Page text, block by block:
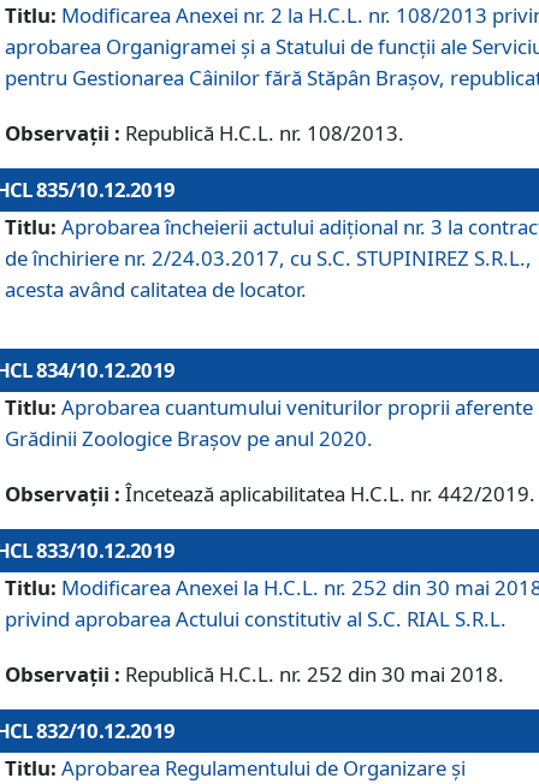
Titlu: Modificarea Anexei nr. 2 la H.C.L. nr. 108/2013
aprobarea Organigramei şi a Statului de funcții ale
pentru Gestionarea Câinilor fără Stăpân Brașov,
Observații : Republică H.C.L. nr. 108/2013.
835/10.12.2019
Titlu: Aprobarea încheierii actului adițional nr. 3 la
de închiriere nr. 2/24.03.2017, cu S.C. STUPINIREZ S.R.L.,
acesta având calitatea de locator.
834/10.12.2019
Titlu: Aprobarea cuantumului veniturilor proprii aferente
Grădinii Zoologice Braşov pe anul 2020.
Observații : Încetează aplicabilitatea H.C.L. nr. 442/2019.
833/10.12.2019
Titlu: Modificarea Anexei la H.C.L. nr. 252 din 30 mai
privind aprobarea Actului constitutiv al S.C. RIAL S.R.L.
Observații : Republică H.C.L. nr. 252 din 30 mai 2018.
832/10.12.2019
Titlu: Aprobarea Regulamentului de Organizare și